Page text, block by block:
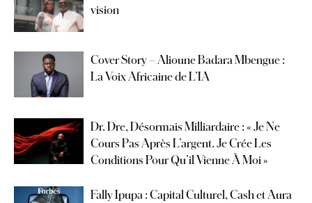
vision
Cover Story – Alioune Badara Mbengue :
La Voix Africaine de L’IA
Dr. Dre, Désormais Milliardaire : « Je Ne
Cours Pas Après L’argent. Je Crée Les
Conditions Pour Qu’il Vienne À Moi »
Fally Ipupa : Capital Culturel, Cash et Aura